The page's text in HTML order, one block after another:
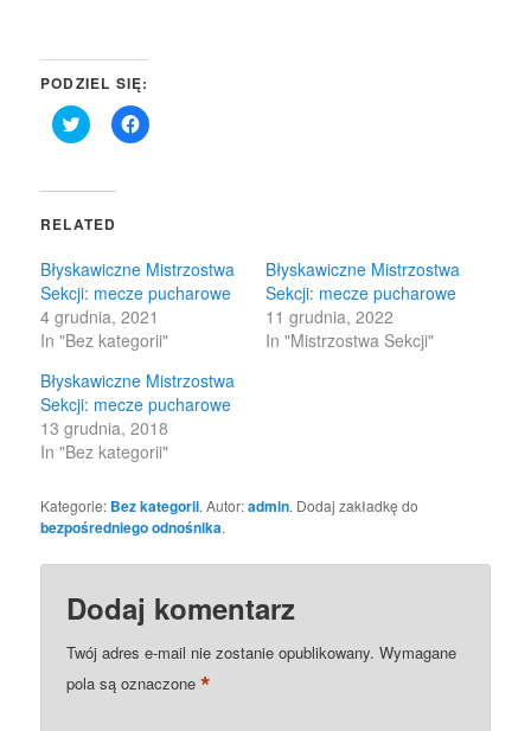
PODZIEL SIĘ:
Click
to
(Opens
new
Click
to
RELATED
Błyskawiczne Mistrzostwa
Sekcji: mecze pucharowe
4 grudnia, 2021
In "Bez kategorii"
Błyskawiczne Mistrzostwa
Sekcji: mecze pucharowe
11 grudnia, 2022
In "Mistrzostwa Sekcji"
Błyskawiczne Mistrzostwa
Sekcji: mecze pucharowe
13 grudnia, 2018
In "Bez kategorii"
Kategorie: Bez kategorii. Autor:admin. Dodaj zakładkę do
bezpośredniego odnośnika.
Dodaj komentarz
Twój adres e-mail nie zostanie opublikowany. Wymagane
pola są oznaczone*